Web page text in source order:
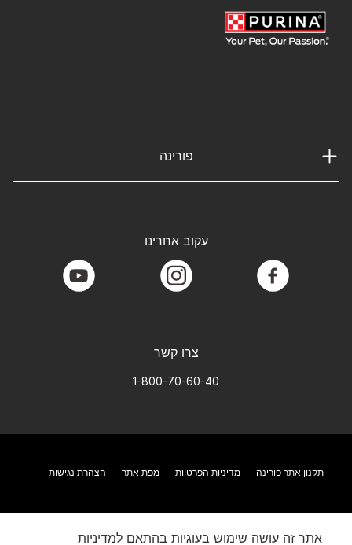
פורינה
צרו קשר
1-800-70-60-40
עקוב אחרינו
facebook
instagram
youtube
תקנון אתר פורינה מדיניות הפרטיות מפת אתר הצהרת נגישות
אתר זה עושה שימוש בעוגיות בהתאם למדיניות